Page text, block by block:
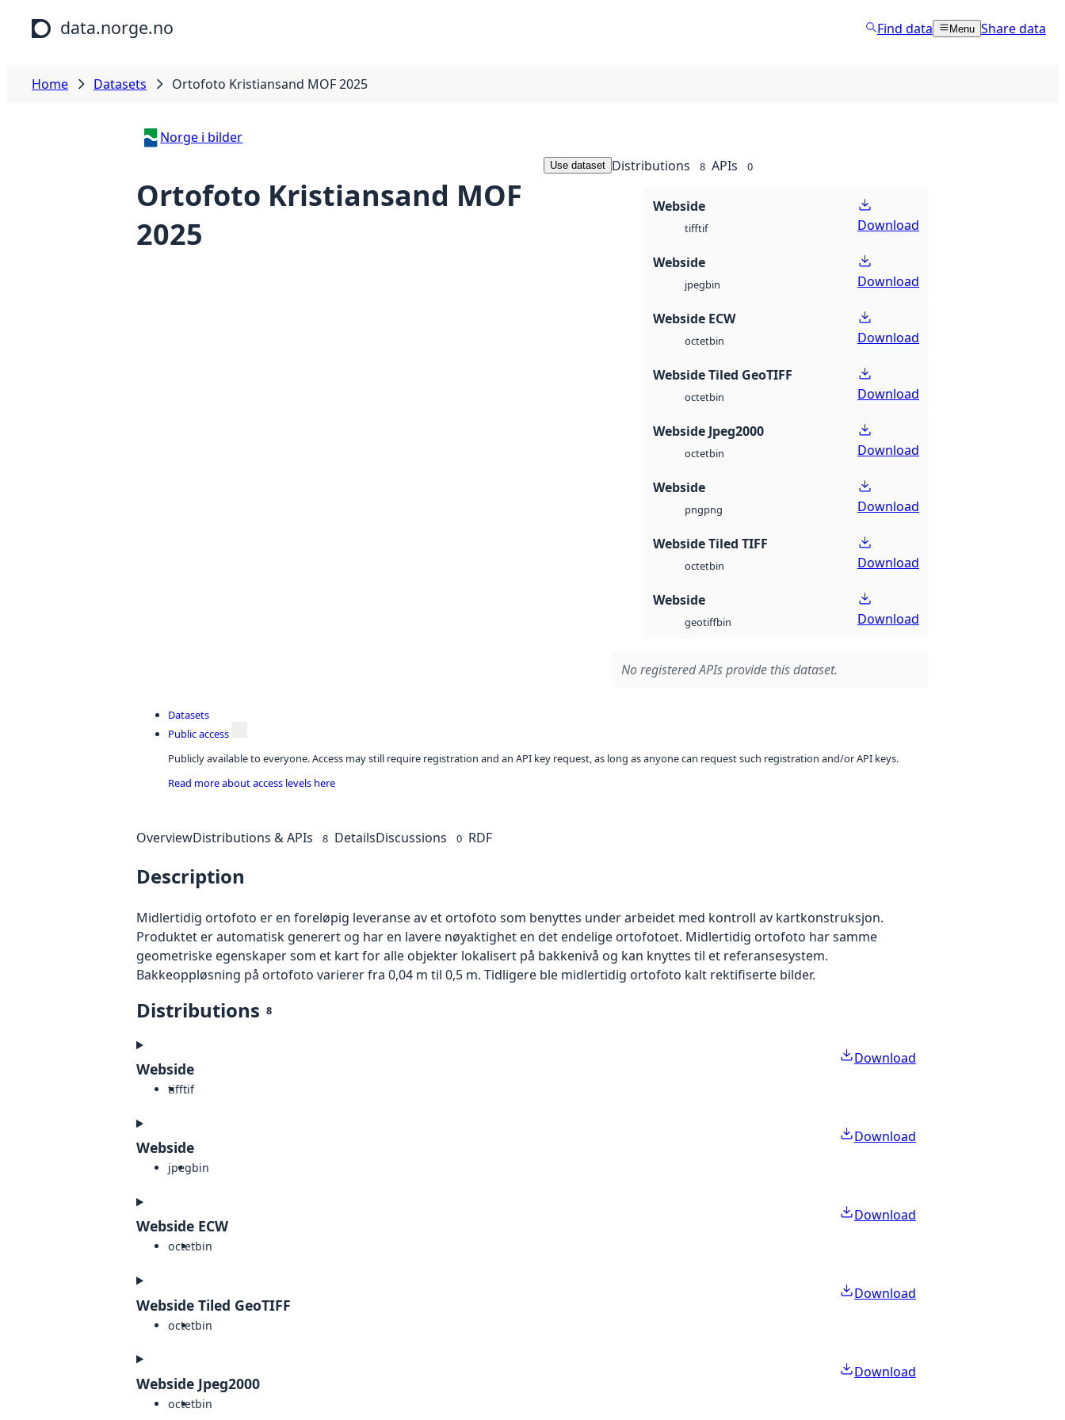
Skip to main content
data.norge.no Find data Menu Share data
Home Datasets Ortofoto Kristiansand MOF 2025
Norge i bilder
Ortofoto Kristiansand MOF
2025
Use dataset Distributions 8 APIs 0
Webside
tifftif Download
Webside
jpegbin Download
Webside ECW
octetbin Download
Webside Tiled GeoTIFF
octetbin Download
Webside Jpeg2000
octetbin Download
Webside
pngpng Download
Webside Tiled TIFF
octetbin Download
Webside
geotiffbin Download
No registered APIs provide this dataset.
Datasets
Public access
Publicly available to everyone. Access may still require registration and an API key request, as long as anyone can request such registration and/or API keys.
Read more about access levels here
OverviewDistributions & APIs 8 DetailsDiscussions 0 RDF
Description
Midlertidig ortofoto er en foreløpig leveranse av et ortofoto som benyttes under arbeidet med kontroll av kartkonstruksjon.
Produktet er automatisk generert og har en lavere nøyaktighet en det endelige ortofotoet. Midlertidig ortofoto har samme
geometriske egenskaper som et kart for alle objekter lokalisert på bakkenivå og kan knyttes til et referansesystem.
Bakkeoppløsning på ortofoto varierer fra 0,04 m til 0,5 m. Tidligere ble midlertidig ortofoto kalt rektifiserte bilder.
Distributions 8
Webside
tifftif
Download
Webside
jpegbin
Download
Webside ECW
octetbin
Download
Webside Tiled GeoTIFF
octetbin
Download
Webside Jpeg2000
octetbin
Download